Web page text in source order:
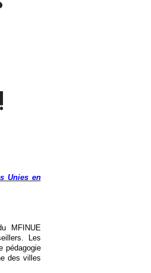
Unies en
MFINUE
Les
pédagogie
des villes